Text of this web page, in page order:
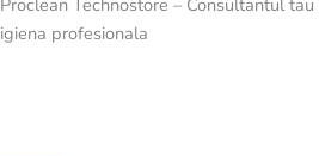
igiena profesionala